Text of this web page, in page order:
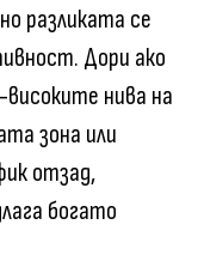
разликата се
Дори ако
нива на
зона или
отзад,
богато